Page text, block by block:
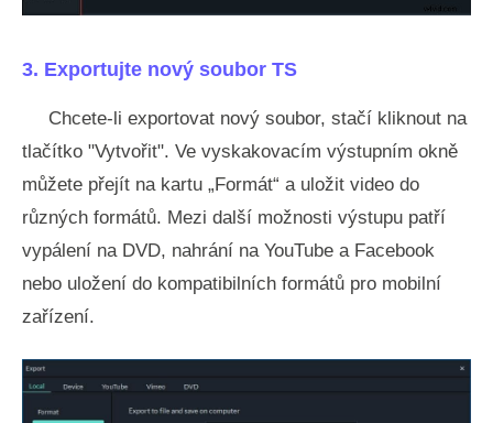
3. Exportujte nový soubor TS
Chcete-li exportovat nový soubor, stačí kliknout na
tlačítko "Vytvořit". Ve vyskakovacím výstupním okně
můžete přejít na kartu „Formát“ a uložit video do
různých formátů. Mezi další možnosti výstupu patří
vypálení na DVD, nahrání na YouTube a Facebook
nebo uložení do kompatibilních formátů pro mobilní
zařízení.